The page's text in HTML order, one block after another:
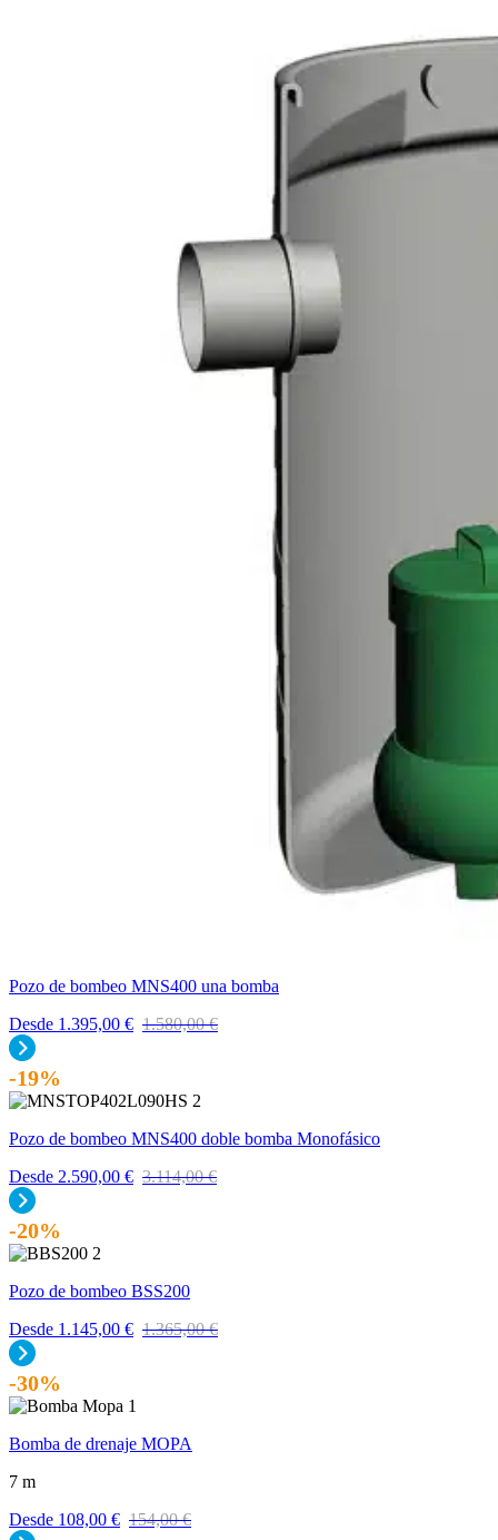
Pozo de bombeo MNS400 una bomba
Desde 1.395,00 € 1.580,00€
-19%
Pozo de bombeo MNS400 doble bomba Monofásico
Desde 2.590,00 € 3.114,00€
-20%
Pozo de bombeo BSS200
Desde 1.145,00 € 1.365,00€
-30%
Bomba de drenaje MOPA
7 m
Desde 108,00 € 154,00€